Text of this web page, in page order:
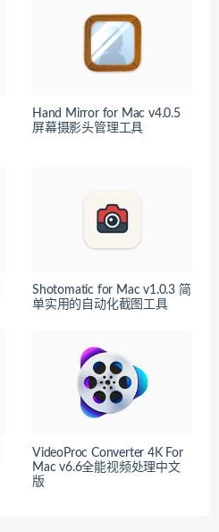
Hand Mirror for Mac v4.0.5
屏幕摄影头管理工具
Shotomatic for Mac v1.0.3 简
单实用的自动化截图工具
VideoProc Converter 4K For
Mac v6.6全能视频处理中文
版